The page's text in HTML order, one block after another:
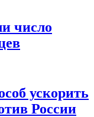
число
ускорить
России